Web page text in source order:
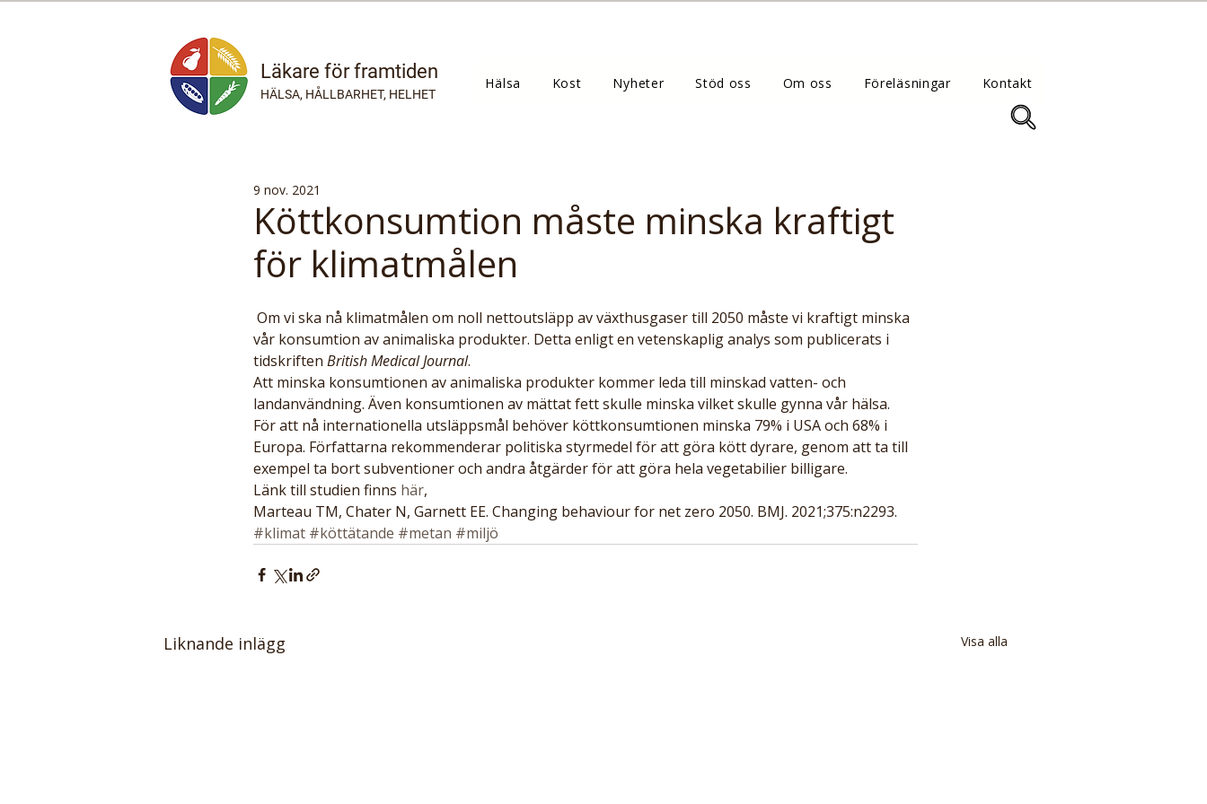
Läkare för framtiden
HÄLSA, HÅLLBARHET, HELHET
Hälsa Kost Nyheter Stöd oss Om oss Föreläsningar Kontakt
Köttkonsumtion måste minska kraftigt
för klimatmålen
9 nov. 2021
vår konsumtion av animaliska produkter. Detta enligt en vetenskaplig analys som publicerats i
tidskriften British Medical Journal.
Att minska konsumtionen av animaliska produkter kommer leda till minskad vatten- och
landanvändning. Även konsumtionen av mättat fett skulle minska vilket skulle gynna vår hälsa.
För att nå internationella utsläppsmål behöver köttkonsumtionen minska 79% i USA och 68% i
Europa. Författarna rekommenderar politiska styrmedel för att göra kött dyrare, genom att ta till
exempel ta bort subventioner och andra åtgärder för att göra hela vegetabilier billigare.
Länk till studien finns här,
Marteau TM, Chater N, Garnett EE. Changing behaviour for net zero 2050. BMJ. 2021;375:n2293.
#klimat #köttätande #metan #miljö
Liknande inlägg Visa alla